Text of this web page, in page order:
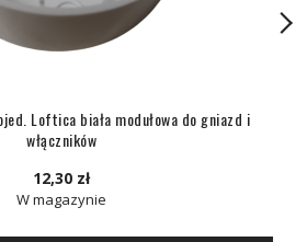
Loftica biała modułowa do gniazd i
włączników
12,30 zł
W magazynie